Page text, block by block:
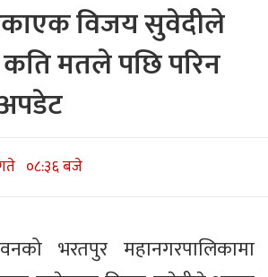
विजय सुवेदीले
कति मतले पछि परिन
०८:३६ बजे
भरतपुर महानगरपालिकामा